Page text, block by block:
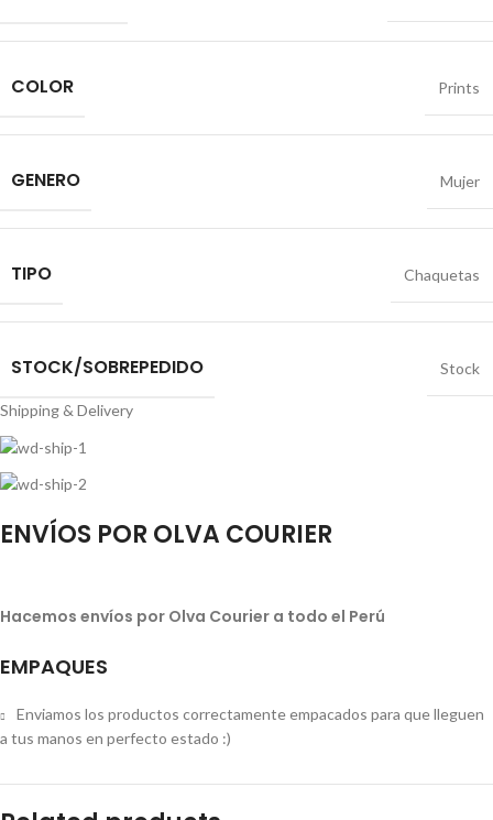
COLOR Prints
GENERO Mujer
TIPO Chaquetas
STOCK/SOBREPEDIDO Stock
Shipping & Delivery
ENVÍOS POR OLVA COURIER
Hacemos envíos por Olva Courier a todo el Perú
EMPAQUES
Enviamos los productos correctamente empacados para que lleguen
a tus manos en perfecto estado :)